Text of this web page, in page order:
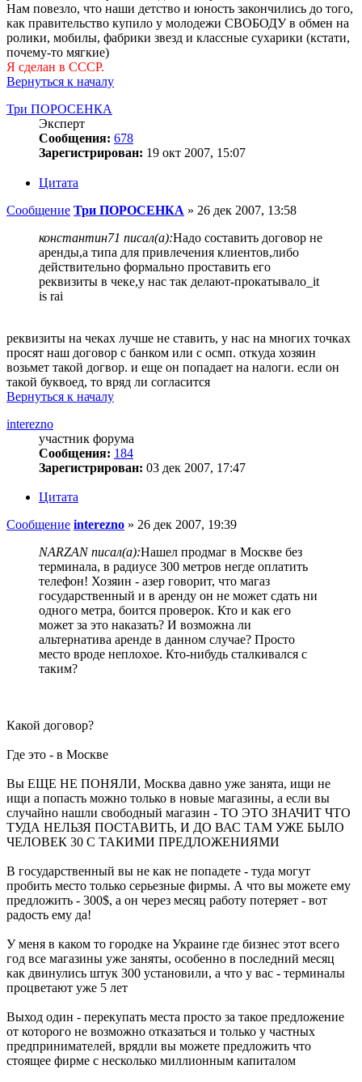
Нам повезло, что наши детство и юность закончились до того,
как правительство купило у молодежи СВОБОДУ в обмен на
ролики, мобилы, фабрики звезд и классные сухарики (кстати,
почему-то мягкие)
Я сделан в СССР.
Вернуться к началу
Три ПОРОСЕНКА
Эксперт
Сообщения: 678
Зарегистрирован: 19 окт 2007, 15:07
Цитата
Сообщение Три ПОРОСЕНКА » 26 дек 2007, 13:58
константин71 писал(а):Надо составить договор не
аренды,а типа для привлечения клиентов,либо
действительно формально проставить его
реквизиты в чеке,у нас так делают-прокатывало_it
is rai
реквизиты на чеках лучше не ставить, у нас на многих точках
просят наш договор с банком или с осмп. откуда хозяин
возьмет такой догвор. и еще он попадает на налоги. если он
такой буквоед, то вряд ли согласится
Вернуться к началу
interezno
участник форума
Сообщения: 184
Зарегистрирован: 03 дек 2007, 17:47
Цитата
Сообщение interezno » 26 дек 2007, 19:39
NARZAN писал(а):Нашел продмаг в Москве без
терминала, в радиусе 300 метров негде оплатить
телефон! Хозяин - азер говорит, что магаз
государственный и в аренду он не может сдать ни
одного метра, боится проверок. Кто и как его
может за это наказать? И возможна ли
альтернатива аренде в данном случае? Просто
место вроде неплохое. Кто-нибудь сталкивался с
таким?
Какой договор?
Где это - в Москве
Вы ЕЩЕ НЕ ПОНЯЛИ, Москва давно уже занята, ищи не
ищи а попасть можно только в новые магазины, а если вы
случайно нашли свободный магазин - ТО ЭТО ЗНАЧИТ ЧТО
ТУДА НЕЛЬЗЯ ПОСТАВИТЬ, И ДО ВАС ТАМ УЖЕ БЫЛО
ЧЕЛОВЕК 30 С ТАКИМИ ПРЕДЛОЖЕНИЯМИ
В государственный вы не как не попадете - туда могут
пробить место только серьезные фирмы. А что вы можете ему
предложить - 300$, а он через месяц работу потеряет - вот
радость ему да!
У меня в каком то городке на Украине где бизнес этот всего
год все магазины уже заняты, особенно в последний месяц
как двинулись штук 300 установили, а что у вас - терминалы
процветают уже 5 лет
Выход один - перекупать места просто за такое предложение
от которого не возможно отказаться и только у частных
предпринимателей, врядли вы можете предложить что
стоящее фирме с несколько миллионным капиталом